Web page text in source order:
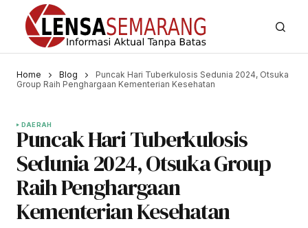
Home Blog
Puncak Hari Tuberkulosis Sedunia 2024, Otsuka
Group Raih Penghargaan Kementerian Kesehatan
DAERAH
Puncak Hari Tuberkulosis
Sedunia 2024, Otsuka Group
Raih Penghargaan
Kementerian Kesehatan